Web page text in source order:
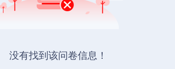
没有找到该问卷信息！